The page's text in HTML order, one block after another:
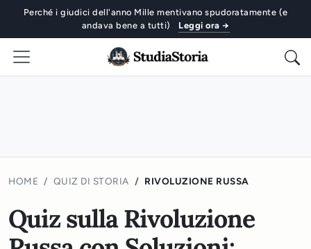
Perché i giudici dell'anno Mille mentivano spudoratamente (e
andava bene a tutti)
Leggi ora →
HOME QUIZ DI STORIA RIVOLUZIONE RUSSA
Quiz sulla Rivoluzione